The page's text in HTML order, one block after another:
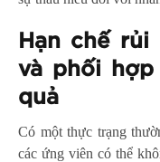
Hạn chế rủi
và phối
quả
Có một thực trạng
các ứng viên có thể